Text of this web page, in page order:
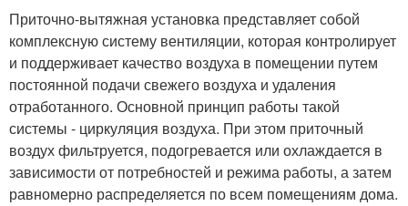
Приточно-вытяжная установка представляет собой
комплексную систему вентиляции, которая контролирует
и поддерживает качество воздуха в помещении путем
постоянной подачи свежего воздуха и удаления
отработанного. Основной принцип работы такой
системы - циркуляция воздуха. При этом приточный
воздух фильтруется, подогревается или охлаждается в
зависимости от потребностей и режима работы, а затем
равномерно распределяется по всем помещениям дома.